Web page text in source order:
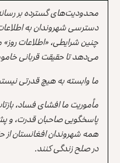
محدودیت‌های گسترده بر
دسترسی شهروندان به
چنین شرایطی، «اطلاعات
می‌دهد تا حقیقت قربانی
ما وابسته به هیچ قدرتی
مأموریت ما افشای فساد،
پاسخگویی صاحبان قدرت، و
همه شهروندان افغانستان از
در صلح زندگی کنند.